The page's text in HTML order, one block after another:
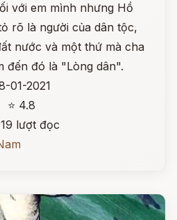
với em mình nhưng Hồ
rõ là người của dân tộc,
nước và một thứ mà cha
đến đó là "Lòng dân".
01-2021
⭐ 4.8
lượt đọc